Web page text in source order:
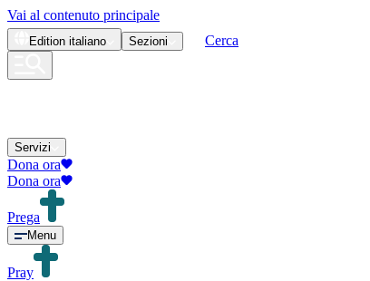
Vai al contenuto principale
Edition italiano Sezioni Cerca
Servizi
Dona ora
Dona ora
Prega
Menu
Pray